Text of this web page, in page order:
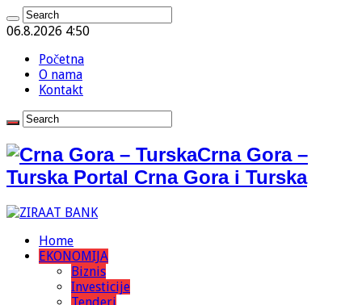
06.8.2026 4:50
Početna
O nama
Kontakt
Crna Gora –
Turska Portal Crna Gora i Turska
Home
EKONOMIJA
Biznis
Investicije